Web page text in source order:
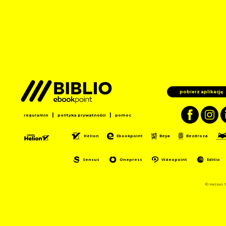
pobierz aplikację
regulamin | polityka prywatności | pomoc
Helion Ebookpoint Beya Bezdroza
Sensus Onepress Videopoint Editio
© Helion